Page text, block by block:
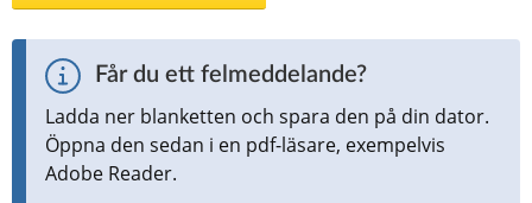
Får du ett felmeddelande?
Ladda ner blanketten och spara den på din dator.
Öppna den sedan i en pdf-läsare, exempelvis
Adobe Reader.